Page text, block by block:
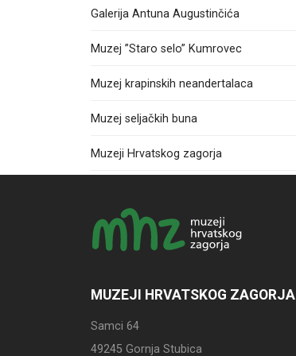
Galerija Antuna Augustinčića
Muzej ”Staro selo” Kumrovec
Muzej krapinskih neandertalaca
Muzej seljačkih buna
Muzeji Hrvatskog zagorja
MUZEJI HRVATSKOG ZAGORJA
Samci 64
49245 Gornja Stubica